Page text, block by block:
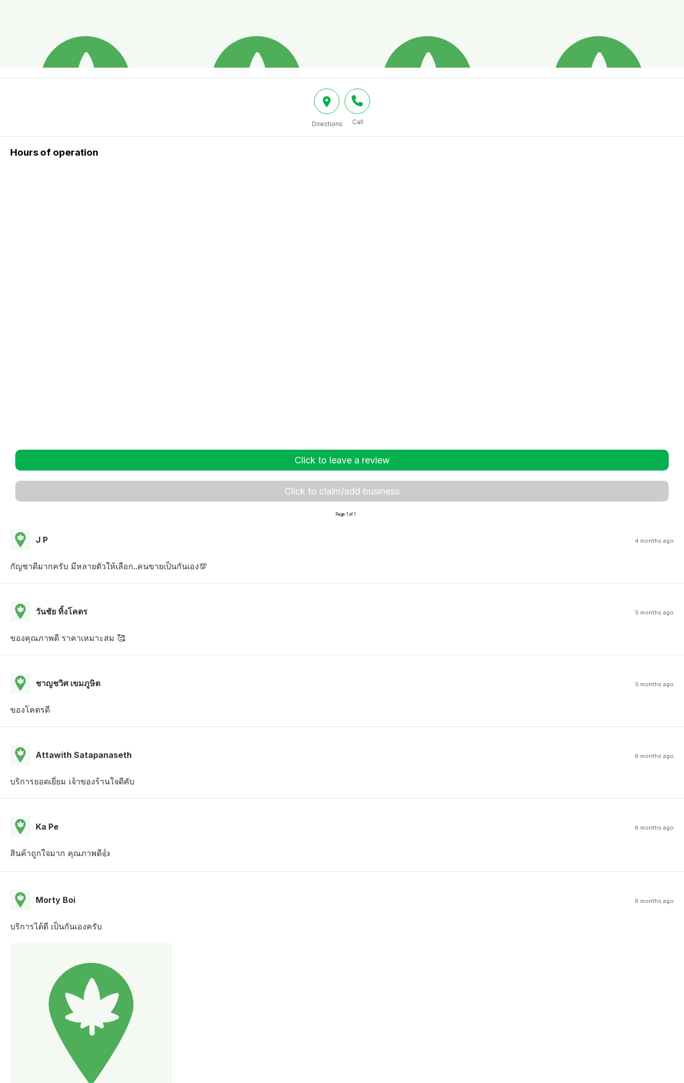
Directions Call
Hours of operation
Click to leave a review
Click to claim/add business
Page 1 of 1
J P 4 months ago
กัญชาดีมากครับ มีหลายตัวให้เลือก..คนขายเป็นกันเอง💯
วันชัย ทิ้งโคตร 5 months ago
ของคุณภาพดี ราคาเหมาะสม 🥰
ชาญชวิศ เขมภูษิต 5 months ago
ของโคตรดี
Attawith Satapanaseth 6 months ago
บริการยอดเยี่ยม เจ้าของร้านใจดีคับ
Ka Pe 6 months ago
สินค้าถูกใจมาก คุณภาพดี👍
Morty Boi 6 months ago
บริการได้ดี เป็นกันเองครับ